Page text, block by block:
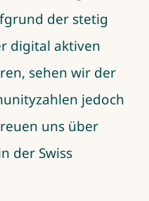
der stetig
digital aktiven
sehen wir der
jedoch
uns über
der Swiss